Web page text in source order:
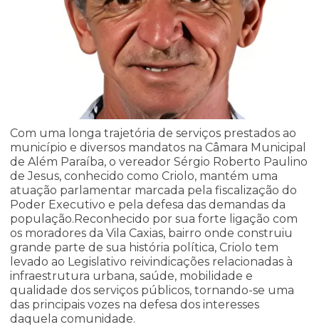
Com uma longa trajetória de serviços prestados ao
município e diversos mandatos na Câmara Municipal
de Além Paraíba, o vereador Sérgio Roberto Paulino
de Jesus, conhecido como Criolo, mantém uma
atuação parlamentar marcada pela fiscalização do
Poder Executivo e pela defesa das demandas da
população.Reconhecido por sua forte ligação com
os moradores da Vila Caxias, bairro onde construiu
grande parte de sua história política, Criolo tem
levado ao Legislativo reivindicações relacionadas à
infraestrutura urbana, saúde, mobilidade e
qualidade dos serviços públicos, tornando-se uma
das principais vozes na defesa dos interesses
daquela comunidade.